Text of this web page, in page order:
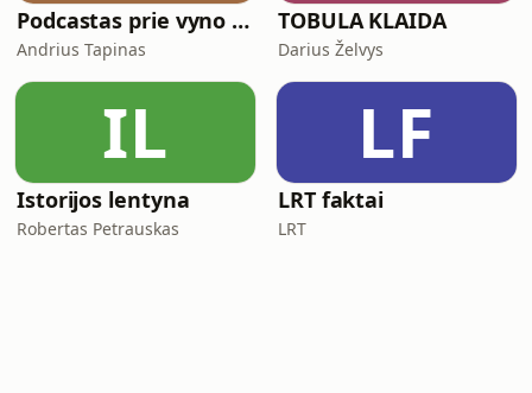
Podcastas prie vyno taurės
Andrius Tapinas
TOBULA KLAIDA
Darius Želvys
IL
Istorijos lentyna
Robertas Petrauskas
LF
LRT faktai
LRT